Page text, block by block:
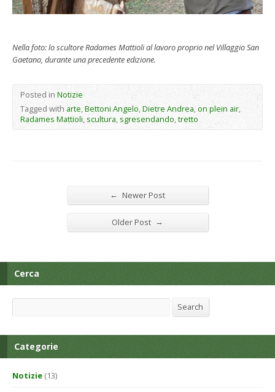
Nella foto: lo scultore Radames Mattioli al lavoro proprio nel Villaggio San
Gaetano, durante una precedente edizione.
Posted in Notizie
Tagged witharte,Bettoni Angelo,Dietre Andrea,on plein air,
Radames Mattioli,scultura, sgresendando,tretto
← Newer Post
Older Post →
Cerca
Search
Categorie
Notizie (13)